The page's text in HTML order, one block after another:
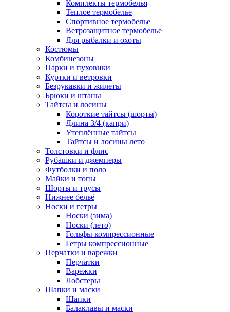
Комплекты термобелья
Теплое термобелье
Спортивное термобелье
Ветрозащитное термобелье
Для рыбалки и охоты
Костюмы
Комбинезоны
Парки и пуховики
Куртки и ветровки
Безрукавки и жилеты
Брюки и штаны
Тайтсы и лосины
Короткие тайтсы (шорты)
Длина 3/4 (капри)
Утеплённые тайтсы
Тайтсы и лосины лето
Толстовки и флис
Рубашки и джемперы
Футболки и поло
Майки и топы
Шорты и трусы
Нижнее бельё
Носки и гетры
Носки (зима)
Носки (лето)
Гольфы компрессионные
Гетры компрессионные
Перчатки и варежки
Перчатки
Варежки
Лобстеры
Шапки и маски
Шапки
Балаклавы и маски